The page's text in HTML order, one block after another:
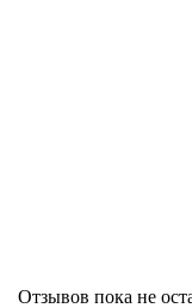
Отзывов пока не